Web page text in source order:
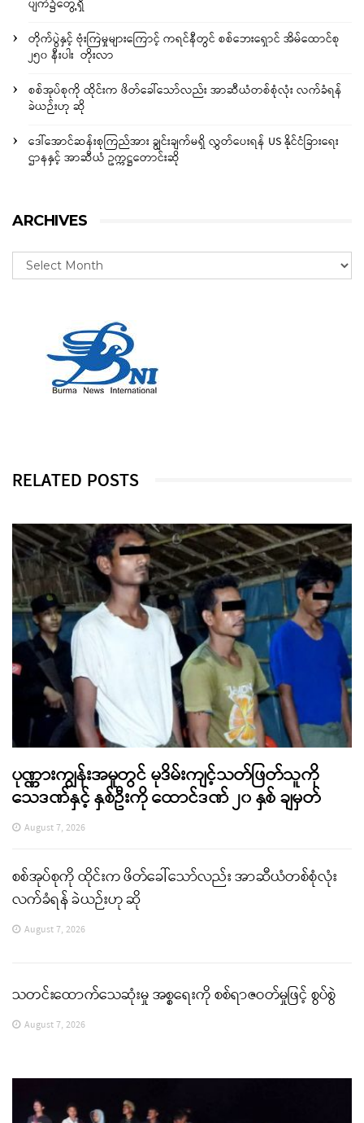
ပျက်၌တွေ့ရှိ
တိုက်ပွဲနှင့် ဗုံးကြဲမှုများကြောင့် ကရင်နီတွင် စစ်ဘေးရှောင် အိမ်ထောင်စု
၂၅၀ နီးပါး တိုးလာ
စစ်အုပ်စုကို ထိုင်းက ဖိတ်ခေါ်သော်လည်း အာဆီယံတစ်စုံလုံး လက်ခံရန်
ခဲယဉ်းဟု ဆို
ဒေါ်အောင်ဆန်းစုကြည်အား ချွင်းချက်မရှိ လွှတ်ပေးရန် US နိုင်ငံခြားရေး
ဌာနနှင့် အာဆီယံ ဥက္ကဋ္ဌတောင်းဆို
ARCHIVES
RELATED POSTS
ပုဏ္ဏားကျွန်းအမှုတွင် မုဒိမ်းကျင့်သတ်ဖြတ်သူကို
သေဒဏ်နှင့် နှစ်ဦးကို ထောင်ဒဏ် ၂၀ နှစ် ချမှတ်
August 7, 2026
စစ်အုပ်စုကို ထိုင်းက ဖိတ်ခေါ်သော်လည်း အာဆီယံတစ်စုံလုံး
လက်ခံရန် ခဲယဉ်းဟု ဆို
August 7, 2026
သတင်းထောက်သေဆုံးမှု အစ္စရေးကို စစ်ရာဇဝတ်မှုဖြင့် စွပ်စွဲ
August 7, 2026